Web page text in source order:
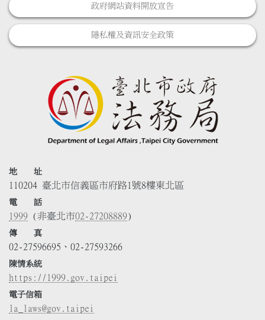
政府網站資料開放宣告
隱私權及資訊安全政策
地 址
110204 臺北市信義區市府路1號8樓東北區
電 話
1999 (非臺北市02-27208889)
傳 真
02-27596695、02-27593266
陳情系統
https://1999.gov.taipei
電子信箱
la_laws@gov.taipei